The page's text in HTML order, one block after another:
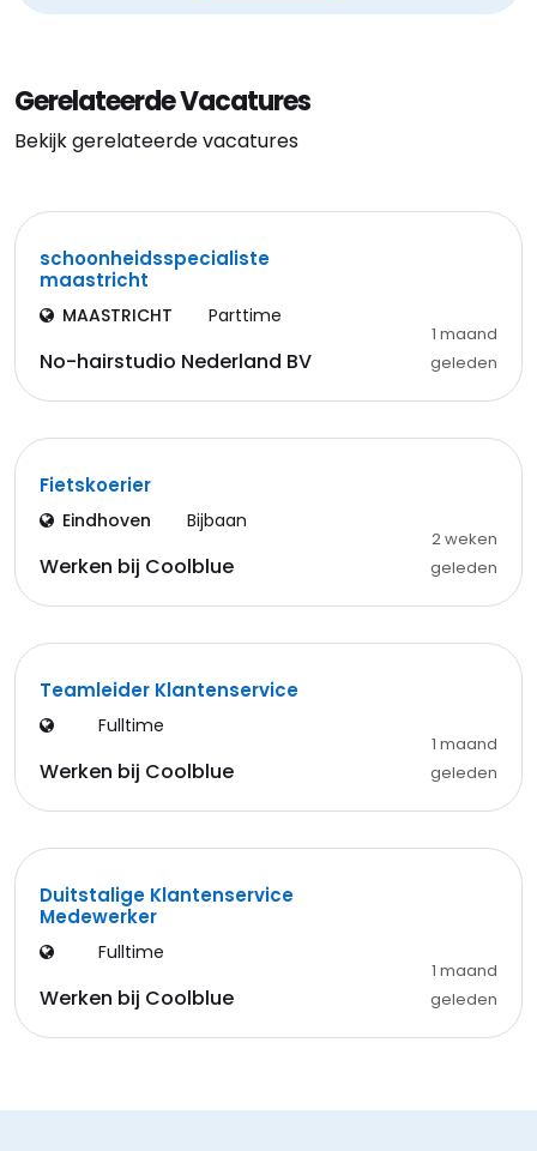
Gerelateerde Vacatures
Bekijk gerelateerde vacatures
schoonheidsspecialiste
maastricht
MAASTRICHT Parttime
No-hairstudio Nederland BV
1 maand
geleden
Fietskoerier
Eindhoven Bijbaan
Werken bij Coolblue
2 weken
geleden
Teamleider Klantenservice
Fulltime
Werken bij Coolblue
1 maand
geleden
Duitstalige Klantenservice
Medewerker
Fulltime
Werken bij Coolblue
1 maand
geleden